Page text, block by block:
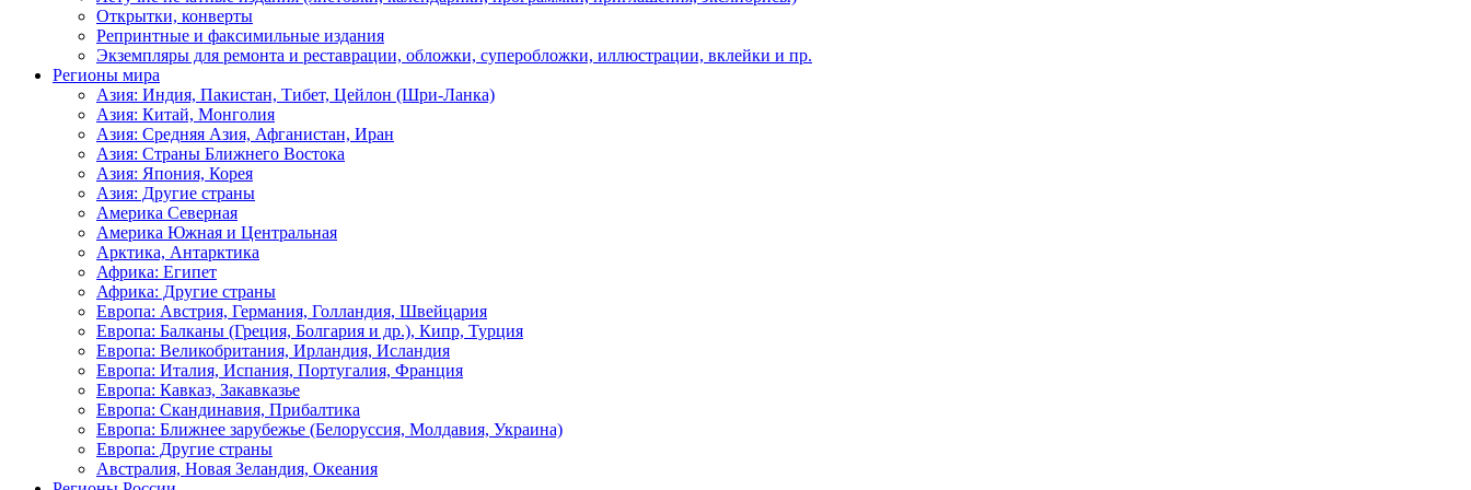
Открытки, конверты
Репринтные и факсимильные издания
Экземпляры для ремонта и реставрации, обложки, суперобложки, иллюстрации, вклейки и пр.
Регионы мира
Азия: Индия, Пакистан, Тибет, Цейлон (Шри-Ланка)
Азия: Китай, Монголия
Азия: Средняя Азия, Афганистан, Иран
Азия: Страны Ближнего Востока
Азия: Япония, Корея
Азия: Другие страны
Америка Северная
Америка Южная и Центральная
Арктика, Антарктика
Африка: Египет
Африка: Другие страны
Европа: Австрия, Германия, Голландия, Швейцария
Европа: Балканы (Греция, Болгария и др.), Кипр, Турция
Европа: Великобритания, Ирландия, Исландия
Европа: Италия, Испания, Португалия, Франция
Европа: Кавказ, Закавказье
Европа: Скандинавия, Прибалтика
Европа: Ближнее зарубежье (Белоруссия, Молдавия, Украина)
Европа: Другие страны
Австралия, Новая Зеландия, Океания